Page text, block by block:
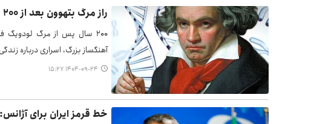
راز مرگ بتهوون بعد از ۲۰۰ سال کشف شد
۲۰۰ سال پس از مرگ
آهنگساز بزرگ، اسراری درباره
۱۴۰۴-۰۹-۲۴ ۱۵:۲۷
خط قرمز ایران برای